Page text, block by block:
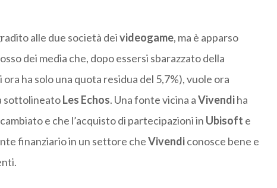
alle due società deivideogame, ma è apparso
dei media che, dopo essersi sbarazzato della
ora ha solo una quota residua del 5,7%), vuole ora
sottolineatoLes Echos. Una fonte vicina aVivendiha
e che l’acquisto di partecipazioni in Ubisoft e
finanziario in un settore cheVivendiconosce bene e